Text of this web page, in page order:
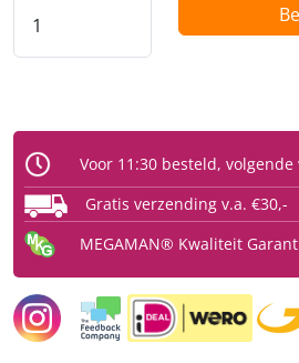
Dimbaar
Bewegingssensor
Fysiek
Type
Beschermingsgraad (IP)
IP20
Licht
Lichtkleur 6500 K
Voor 11:30 besteld,
Gratis verzending v.a. €30,-
MEGAMAN® Kwaliteit